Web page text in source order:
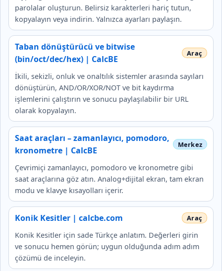
parolalar oluşturun. Belirsiz karakterleri hariç tutun,
kopyalayın veya indirin. Yalnızca ayarları paylaşın.
Taban dönüştürücü ve bitwise
(bin/oct/dec/hex) | CalcBE
İkili, sekizli, onluk ve onaltılık sistemler arasında sayıları
dönüştürün, AND/OR/XOR/NOT ve bit kaydırma
işlemlerini çalıştırın ve sonucu paylaşılabilir bir URL
olarak kopyalayın.
Saat araçları – zamanlayıcı, pomodoro,
kronometre | CalcBE
Çevrimiçi zamanlayıcı, pomodoro ve kronometre gibi
saat araçlarına göz atın. Analog+dijital ekran, tam ekran
modu ve klavye kısayolları içerir.
Konik Kesitler | calcbe.com
Konik Kesitler için sade Türkçe anlatım. Değerleri girin
ve sonucu hemen görün; uygun olduğunda adım adım
çözümü de inceleyin.